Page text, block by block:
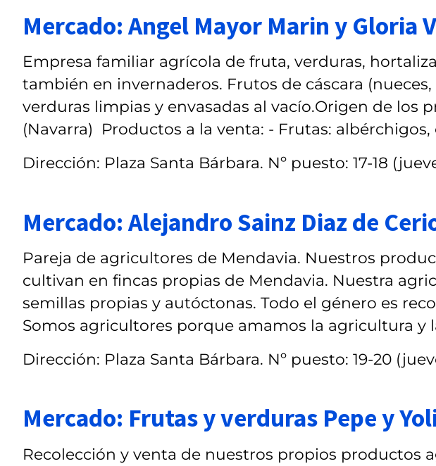
Mercado: Angel Mayor Marin y Gloria
Empresa familiar agrícola de fruta, verduras,
también en invernaderos. Frutos de cáscara
verduras limpias y envasadas al vacío.Origen de los
(Navarra) Productos a la venta: - Frutas: albérchigos,
Dirección: Plaza Santa Bárbara. Nº puesto: 17-18
Mercado: Alejandro Sainz Diaz de
Pareja de agricultores de Mendavia. Nuestros
cultivan en fincas propias de Mendavia. Nuestra
semillas propias y autóctonas. Todo el género es
Somos agricultores porque amamos la agricultura y
Dirección: Plaza Santa Bárbara. Nº puesto: 19-20
Mercado: Frutas y verduras Pepe y
Recolección y venta de nuestros propios productos